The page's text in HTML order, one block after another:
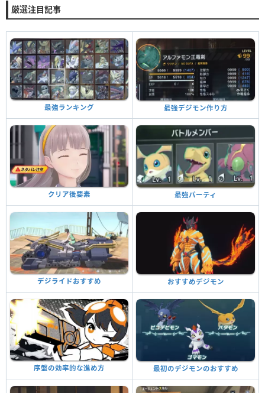
厳選注目記事
最強ランキング 最強デジモン作り方
クリア後要素 最強パーティ
デジライドおすすめ おすすめデジモン
序盤の効率的な進め方 最初のデジモンのおすすめ